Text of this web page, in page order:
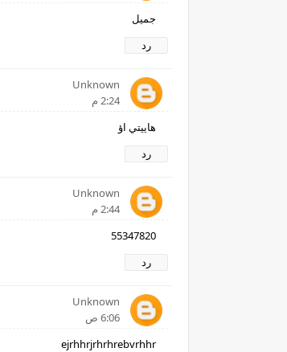
جميل
رد
Unknown
2:24 م
هاييتي اؤ
رد
Unknown
2:44 م
55347820
رد
Unknown
6:06 ص
ejrhhrjrhrhrebvrhhr